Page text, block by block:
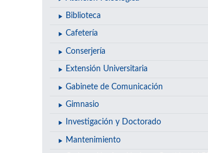
Biblioteca
Cafetería
Conserjería
Extensión Universitaria
Gabinete de Comunicación
Gimnasio
Investigación y Doctorado
Mantenimiento